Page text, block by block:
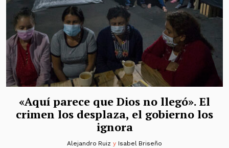
«Aquí parece que Dios no llegó». El
crimen los desplaza, el gobierno los
ignora
Alejandro Ruiz y Isabel Briseño